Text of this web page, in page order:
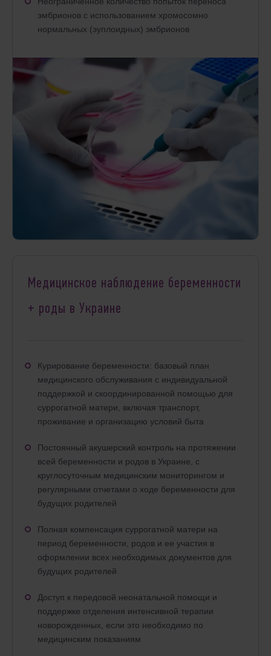
эмбрионов с использованием хромосомно
нормальных (эуплоидных) эмбрионов
Медицинское наблюдение беременности
+ роды в Украине
Курирование беременности: базовый план
медицинского обслуживания с индивидуальной
поддержкой и скоординированной помощью для
суррогатной матери, включая транспорт,
проживание и организацию условий быта
Постоянный акушерский контроль на протяжении
всей беременности и родов в Украине, с
круглосуточным медицинским мониторингом и
регулярными отчетами о ходе беременности для
будущих родителей
Полная компенсация суррогатной матери на
период беременности, родов и ее участия в
оформлении всех необходимых документов для
будущих родителей
Доступ к передовой неонатальной помощи и
поддержке отделения интенсивной терапии
новорожденных, если это необходимо по
медицинским показаниям